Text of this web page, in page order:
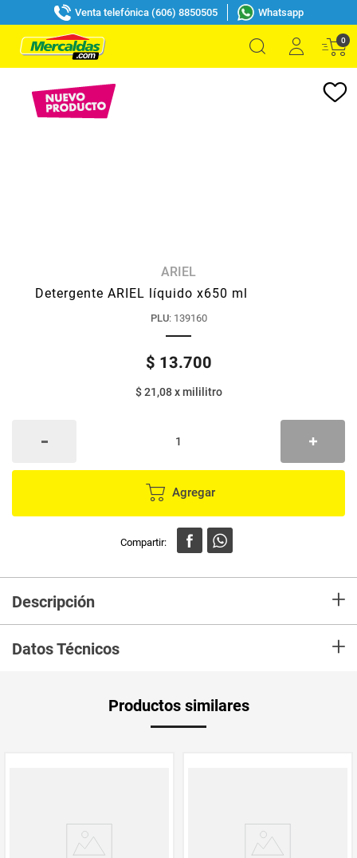
Venta telefónica (606) 8850505 Whatsapp
0
ARIEL
Detergente ARIEL líquido x650 ml
PLU: 139160
$ 13.700
$ 21,08xmililitro
Agregar
Descripción +
Datos Técnicos +
PUM - Unidad
Productos similares